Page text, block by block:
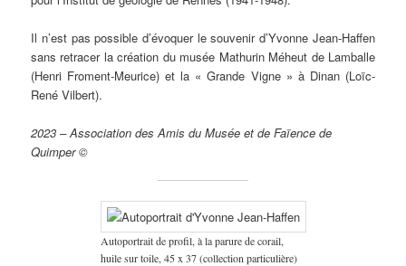
Il n’est pas possible d’évoquer le souvenir d’Yvonne Jean-Haffen
sans retracer la création du musée Mathurin Méheut de Lamballe
(Henri Froment-Meurice) et la « Grande Vigne » à Dinan (Loïc-
René Vilbert).
2023 – Association des Amis du Musée et de Faïence de
Quimper ©
Autoportrait de profil, à la parure de corail,
huile sur toile, 45 x 37 (collection particulière)